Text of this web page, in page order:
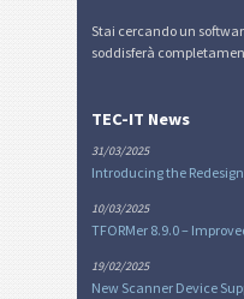
Stai cercando un
soddisferà
TEC-IT News
31/03/2025
Introducing the
10/03/2025
TFORMer 8.9.0 –
19/02/2025
New Scanner Device